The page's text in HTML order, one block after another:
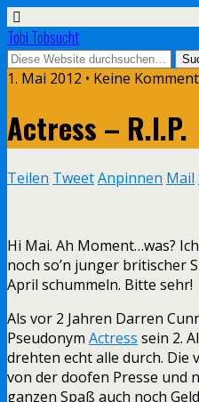
Tobi Tobsucht
1. Mai 2012 • Keine
Actress – R.I.P.
Teilen TweetAnpinnen Mail
Hi Mai. Ah Moment…was?
noch so’n junger britischer
April schummeln. Bitte sehr!
Als vor 2 Jahren Darren
Pseudonym Actress sein 2.
drehten echt alle durch. Die
von der doofen Presse und
ganzen Spaß auch noch